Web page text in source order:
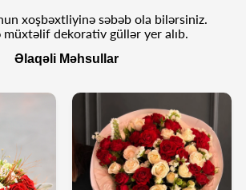
xoşbəxtliyinə səbəb ola bilərsiniz.
müxtəlif dekorativ güllər yer alıb.
Əlaqəli Məhsullar